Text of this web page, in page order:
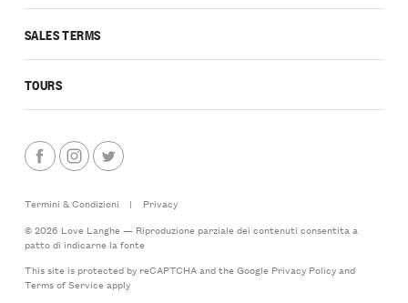
SALES TERMS
TOURS
Termini & Condizioni |
Privacy
© 2026 Love Langhe — Riproduzione parziale dei contenuti consentita a
patto di indicarne la fonte
This site is protected by reCAPTCHA and the Google Privacy Policyand
Terms of Serviceapply